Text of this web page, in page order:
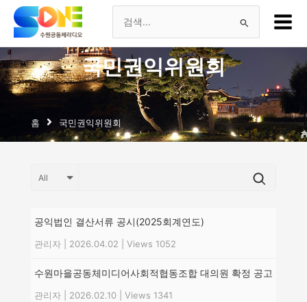
너
뛰
기
색
대
Menu
국민권익위원회
홈 국민권익위원회
공익법인 결산서류 공시(2025회계연도)
관리자 2026.04.02 Views 1052
수원마을공동체미디어사회적협동조합 대의원 확정 공고
관리자 2026.02.10 Views 1341